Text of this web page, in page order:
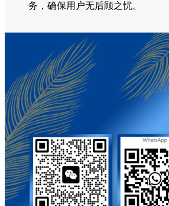
务，确保用户无后顾之忧。